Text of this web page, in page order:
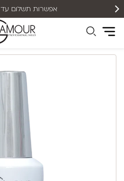
אפשרות תשלום עד 12 תשלומים